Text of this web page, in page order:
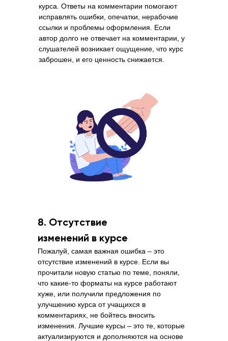
курса. Ответы на комментарии помогают
исправлять ошибки, опечатки, нерабочие
ссылки и проблемы оформления. Если
автор долго не отвечает на комментарии, у
слушателей возникает ощущение, что курс
заброшен, и его ценность снижается.
Пожалуй, самая важная ошибка – это
отсутствие изменений в курсе. Если вы
прочитали новую статью по теме, поняли,
что какие-то форматы на курсе работают
хуже, или получили предложения по
улучшению курса от учащихся в
комментариях, не бойтесь вносить
изменения. Лучшие курсы – это те, которые
актуализируются и дополняются на основе
8. Отсутствие
изменений в курсе